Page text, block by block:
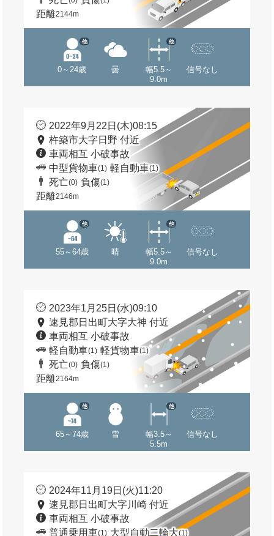
距離2144m
0～24歳
他
曇
幅5.5～
9.0m
他
信号なし
2022年9月22日(木)08:15
杵築市大字日野 付近
車両相互 小破事故
中型貨物車(1) 軽自動車(1)
死亡(0) 負傷(1)
距離2146m
55～64歳
他
晴
幅5.5～
9.0m
他
信号なし
2023年1月25日(水)09:10
速見郡日出町大字大神 付近
車両相互 小破事故
軽自動車(1) 軽貨物車(1)
死亡(0) 負傷(1)
距離2164m
65～74歳
他
雪
幅3.5～
5.5m
他
信号なし
2024年11月19日(火)11:20
速見郡日出町大字川崎 付近
車両相互 小破事故
普通乗用車(1) 大型自動二輪大(1)